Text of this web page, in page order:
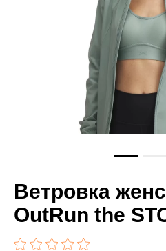
Ветровка
OutRun the